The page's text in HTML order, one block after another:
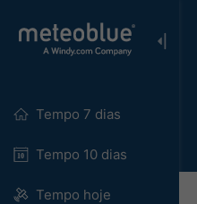
Tempo 7 dias
Tempo 10 dias
Tempo hoje